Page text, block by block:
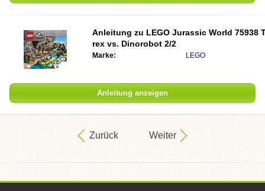
Anleitung zu LEGO Jurassic World 75938
rex vs. Dinorobot 2/2
Marke: LEGO
Anleitung anzeigen
Zurück Weiter